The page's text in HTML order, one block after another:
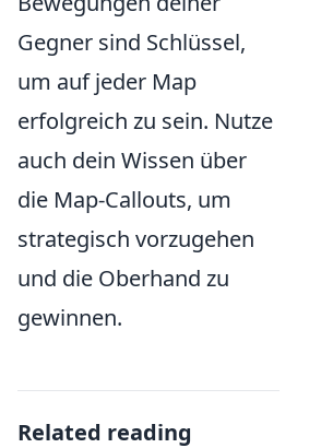
Gegner sind Schlüssel,
um auf jeder Map
erfolgreich zu sein. Nutze
auch dein Wissen über
die Map-Callouts, um
strategisch vorzugehen
und die Oberhand zu
gewinnen.
Related reading